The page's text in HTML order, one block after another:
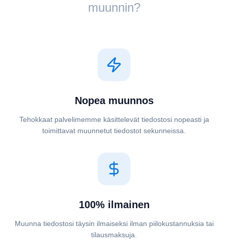
muunnin?
Nopea muunnos
Tehokkaat palvelimemme käsittelevät tiedostosi nopeasti ja
toimittavat muunnetut tiedostot sekunneissa.
100% ilmainen
Muunna tiedostosi täysin ilmaiseksi ilman piilokustannuksia tai
tilausmaksuja.